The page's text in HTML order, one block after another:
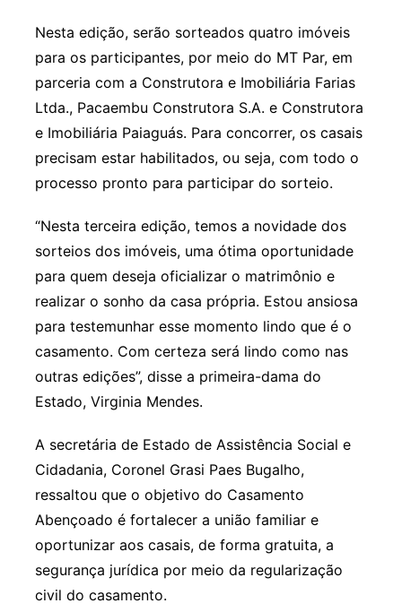
Nesta edição, serão sorteados quatro imóveis
para os participantes, por meio do MT Par, em
parceria com a Construtora e Imobiliária Farias
Ltda., Pacaembu Construtora S.A. e Construtora
e Imobiliária Paiaguás. Para concorrer, os casais
precisam estar habilitados, ou seja, com todo o
processo pronto para participar do sorteio.
“Nesta terceira edição, temos a novidade dos
sorteios dos imóveis, uma ótima oportunidade
para quem deseja oficializar o matrimônio e
realizar o sonho da casa própria. Estou ansiosa
para testemunhar esse momento lindo que é o
casamento. Com certeza será lindo como nas
outras edições”, disse a primeira-dama do
Estado, Virginia Mendes.
A secretária de Estado de Assistência Social e
Cidadania, Coronel Grasi Paes Bugalho,
ressaltou que o objetivo do Casamento
Abençoado é fortalecer a união familiar e
oportunizar aos casais, de forma gratuita, a
segurança jurídica por meio da regularização
civil do casamento.